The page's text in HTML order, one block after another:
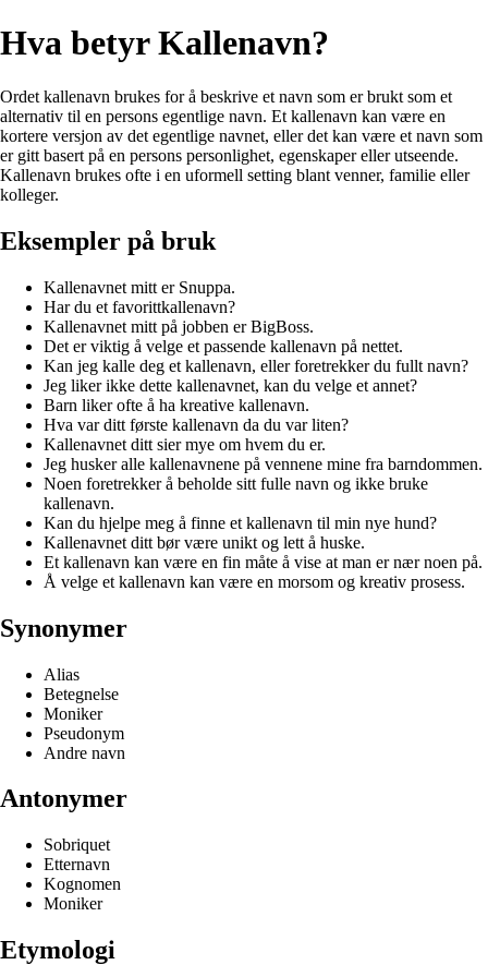
Hva betyr Kallenavn?
Ordet kallenavn brukes for å beskrive et navn som er brukt som et
alternativ til en persons egentlige navn. Et kallenavn kan være en
kortere versjon av det egentlige navnet, eller det kan være et navn som
er gitt basert på en persons personlighet, egenskaper eller utseende.
Kallenavn brukes ofte i en uformell setting blant venner, familie eller
kolleger.
Eksempler på bruk
Kallenavnet mitt er Snuppa.
Har du et favorittkallenavn?
Kallenavnet mitt på jobben er BigBoss.
Det er viktig å velge et passende kallenavn på nettet.
Kan jeg kalle deg et kallenavn, eller foretrekker du fullt navn?
Jeg liker ikke dette kallenavnet, kan du velge et annet?
Barn liker ofte å ha kreative kallenavn.
Hva var ditt første kallenavn da du var liten?
Kallenavnet ditt sier mye om hvem du er.
Jeg husker alle kallenavnene på vennene mine fra barndommen.
Noen foretrekker å beholde sitt fulle navn og ikke bruke
kallenavn.
Kan du hjelpe meg å finne et kallenavn til min nye hund?
Kallenavnet ditt bør være unikt og lett å huske.
Et kallenavn kan være en fin måte å vise at man er nær noen på.
Å velge et kallenavn kan være en morsom og kreativ prosess.
Synonymer
Alias
Betegnelse
Moniker
Pseudonym
Andre navn
Antonymer
Sobriquet
Etternavn
Kognomen
Moniker
Etymologi